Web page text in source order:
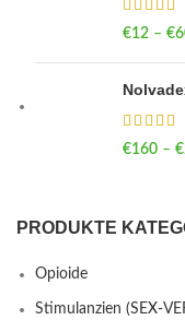
€12 – €
€160 – €
PRODUKTE
Opioide
Stimulanzien (SEX-